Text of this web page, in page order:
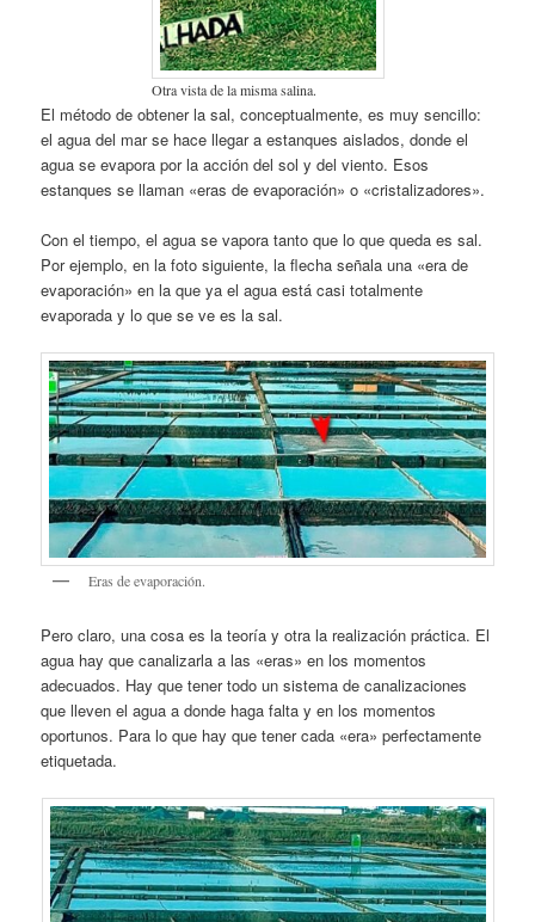
Otra vista de la misma salina.
El método de obtener la sal, conceptualmente, es muy sencillo:
el agua del mar se hace llegar a estanques aislados, donde el
agua se evapora por la acción del sol y del viento. Esos
estanques se llaman «eras de evaporación» o «cristalizadores».
Con el tiempo, el agua se vapora tanto que lo que queda es sal.
Por ejemplo, en la foto siguiente, la flecha señala una «era de
evaporación» en la que ya el agua está casi totalmente
evaporada y lo que se ve es la sal.
Eras de evaporación.
Pero claro, una cosa es la teoría y otra la realización práctica. El
agua hay que canalizarla a las «eras» en los momentos
adecuados. Hay que tener todo un sistema de canalizaciones
que lleven el agua a donde haga falta y en los momentos
oportunos. Para lo que hay que tener cada «era» perfectamente
etiquetada.